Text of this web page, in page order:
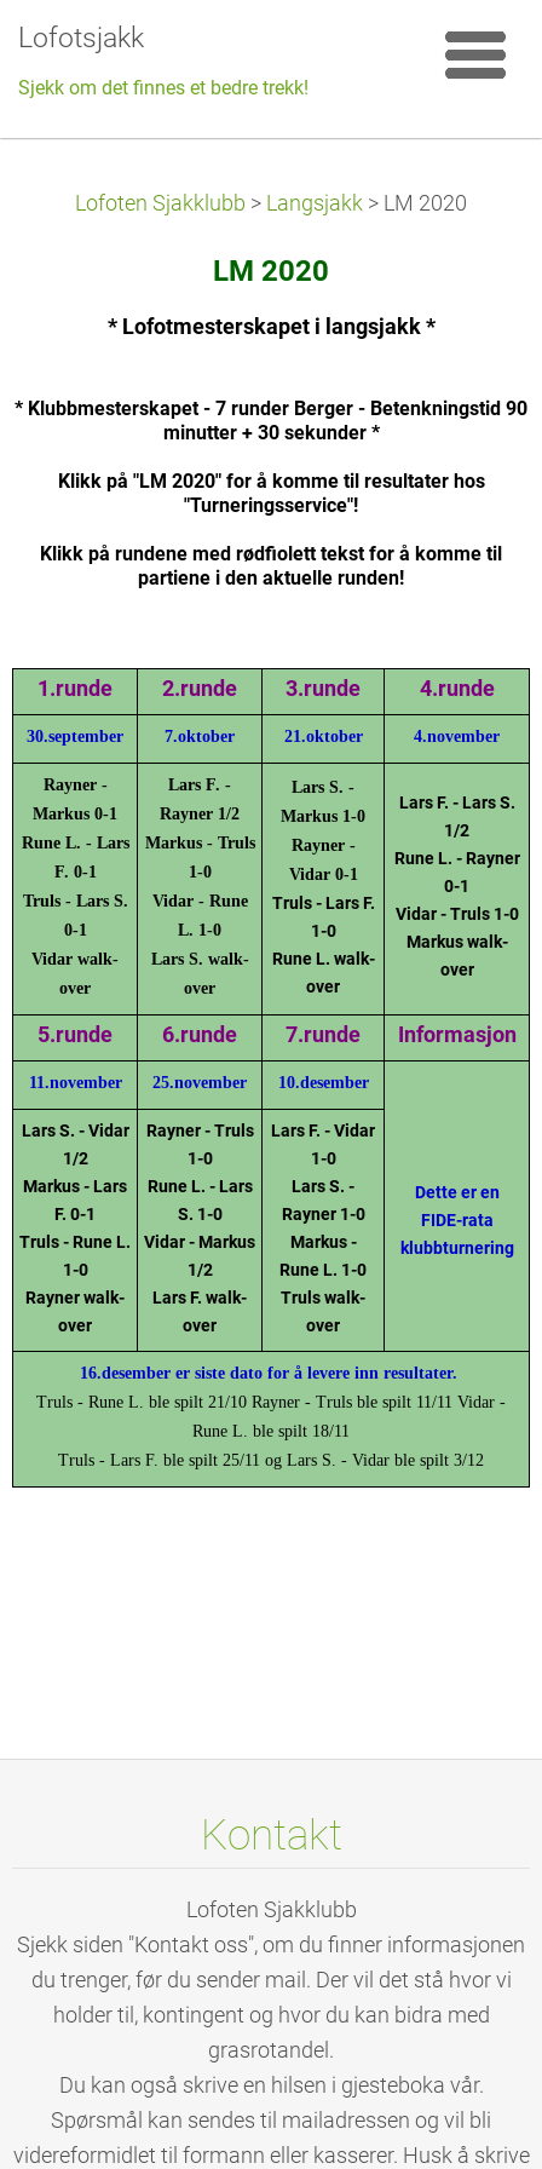
Lofotsjakk
Sjekk om det finnes et bedre trekk!
Lofoten Sjakklubb > Langsjakk > LM 2020
LM 2020
* Lofotmesterskapet i langsjakk *
* Klubbmesterskapet - 7 runder Berger - Betenkningstid 90
minutter + 30 sekunder *
Klikk på "LM 2020" for å komme til resultater hos
"Turneringsservice"!
Klikk på rundene med rødfiolett tekst for å komme til
partiene i den aktuelle runden!
1.runde 2.runde 3.runde 4.runde
30.september 7.oktober 21.oktober 4.november
Rayner -
Markus 0-1
Rune L. - Lars
F. 0-1
Truls - Lars S.
0-1
Vidar walk-
over
Lars F. -
Rayner 1/2
Markus - Truls
1-0
Vidar - Rune
L. 1-0
Lars S. walk-
over
Lars S. -
Markus 1-0
Rayner -
Vidar 0-1
Truls - Lars F.
1-0
Rune L. walk-
over
Lars F. - Lars S.
1/2
Rune L. - Rayner
0-1
Vidar - Truls 1-0
Markus walk-
over
5.runde 6.runde 7.runde Informasjon
11.november 25.november 10.desember
Dette er en
FIDE-rata
klubbturnering
Lars S. - Vidar
1/2
Markus - Lars
F. 0-1
Truls - Rune L.
1-0
Rayner walk-
over
Rayner - Truls
1-0
Rune L. - Lars
S. 1-0
Vidar - Markus
1/2
Lars F. walk-
over
Lars F. - Vidar
1-0
Lars S. -
Rayner 1-0
Markus -
Rune L. 1-0
Truls walk-
over
16.desember er siste dato for å levere inn resultater.
Truls - Rune L. ble spilt 21/10 Rayner - Truls ble spilt 11/11 Vidar -
Rune L. ble spilt 18/11
Truls - Lars F. ble spilt 25/11 og Lars S. - Vidar ble spilt 3/12
Kontakt
Lofoten Sjakklubb
Sjekk siden "Kontakt oss", om du finner informasjonen
du trenger, før du sender mail. Der vil det stå hvor vi
holder til, kontingent og hvor du kan bidra med
grasrotandel.
Du kan også skrive en hilsen i gjesteboka vår.
Spørsmål kan sendes til mailadressen og vil bli
videreformidlet til formann eller kasserer. Husk å skrive